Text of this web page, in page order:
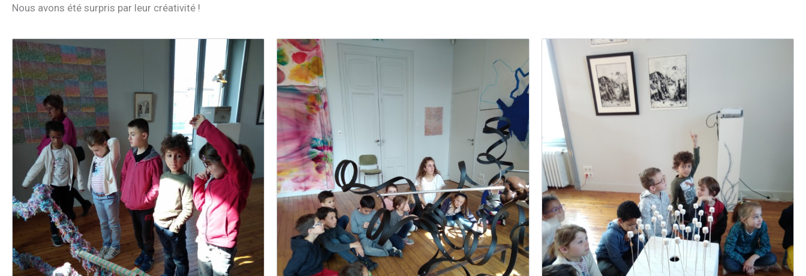
Nous avons été surpris par leur créativité !